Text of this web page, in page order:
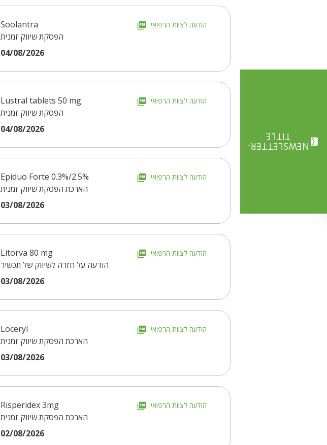
הפסקת שיווק זמנית
04/08/2026
הודעה לצוות הרפואי
הפסקת שיווק זמנית
04/08/2026
הודעה לצוות הרפואי
Epiduo Forte 0.3%/2.5%
הארכת הפסקת שיווק זמנית
03/08/2026
הודעה לצוות הרפואי
Litorva 80 mg
הודעה על חזרה לשיווק של תכשיר
03/08/2026
הודעה לצוות הרפואי
Loceryl
הארכת הפסקת שיווק זמנית
03/08/2026
הודעה לצוות הרפואי
Risperidex 3mg
הארכת הפסקת שיווק זמנית
02/08/2026
הודעה לצוות הרפואי
NEWSLETTER-
TITLE